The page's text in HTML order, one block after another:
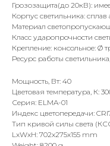
Грозозащита(до 20кВ):
Корпус светильника:
Материал
Класс ударопрочности
Крепление: консольное: Ø
Ресурс работы
Мощность, Вт: 40
Цветовая температура, К:
Серия: ELMA-01
Индекс цветопередачи:
Тип кривой силы света
LxWxH: 702x275x155 mm